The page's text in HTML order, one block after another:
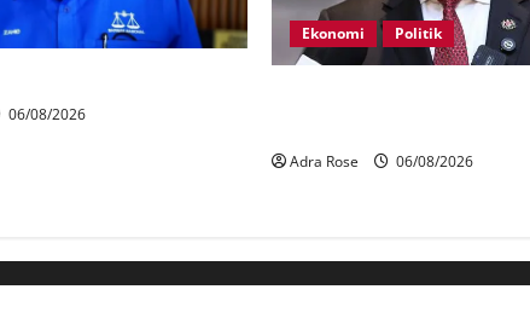
06/08/2026
Ekonomi Politik
Adra Rose 06/08/2026